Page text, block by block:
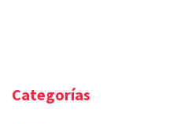
Categorías